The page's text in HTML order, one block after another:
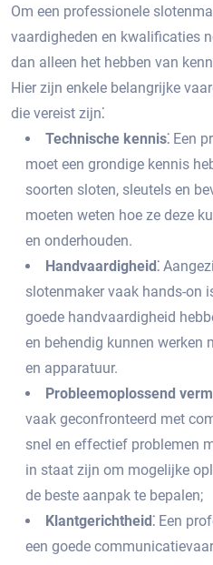
Om een professionele
vaardigheden en kwalificaties
dan alleen het hebben van
Hier zijn enkele belangrijke
die vereist zijn⁚
Technische kennis⁚ Een
moet een grondige kennis
soorten sloten, sleutels en
moeten weten hoe ze deze
en onderhouden.​
Handvaardigheid⁚
slotenmaker vaak hands-on
goede handvaardigheid
en behendig kunnen werken
en apparatuur.
Probleemoplossend
vaak geconfronteerd met
snel en effectief problemen
in staat zijn om mogelijke
de beste aanpak te bepalen;
Klantgerichtheid⁚ Een
een goede